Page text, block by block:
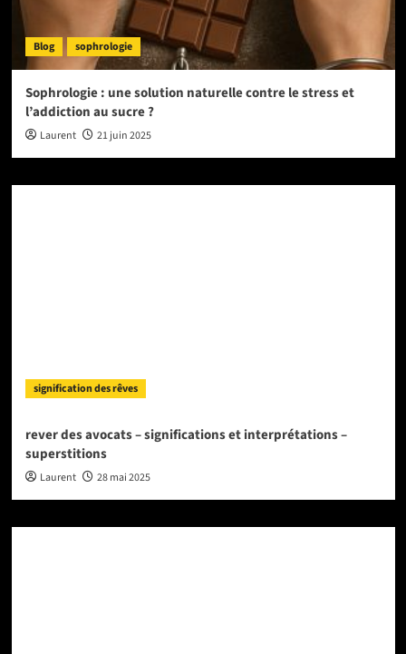
Blog sophrologie
Sophrologie : une solution naturelle contre le stress et
l’addiction au sucre ?
Laurent 21 juin 2025
signification des rêves
rever des avocats – significations et interprétations –
superstitions
Laurent 28 mai 2025